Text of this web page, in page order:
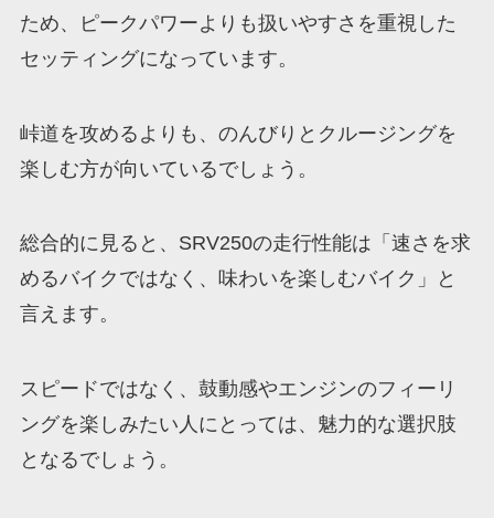
ため、ピークパワーよりも扱いやすさを重視した
セッティングになっています。
峠道を攻めるよりも、のんびりとクルージングを
楽しむ方が向いているでしょう。
総合的に見ると、SRV250の走行性能は「速さを求
めるバイクではなく、味わいを楽しむバイク」と
言えます。
スピードではなく、鼓動感やエンジンのフィーリ
ングを楽しみたい人にとっては、魅力的な選択肢
となるでしょう。